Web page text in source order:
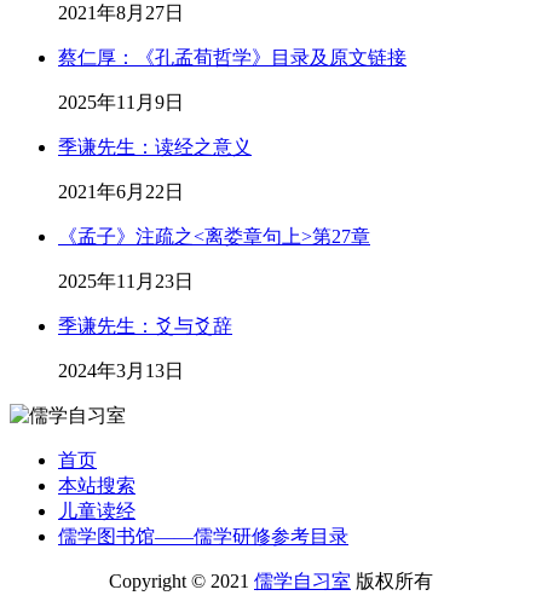
2021年8月27日
蔡仁厚：《孔孟荀哲学》目录及原文链接
2025年11月9日
季谦先生：读经之意义
2021年6月22日
《孟子》注疏之<离娄章句上>第27章
2025年11月23日
季谦先生：爻与爻辞
2024年3月13日
首页
本站搜索
儿童读经
儒学图书馆——儒学研修参考目录
Copyright © 2021 儒学自习室 版权所有